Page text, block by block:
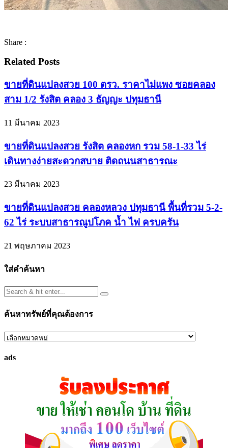
Share :
Related Posts
ขายที่ดินแปลงสวย 100 ตรว. ราคาไม่แพง ซอยคลอง
สาม 1/2 รังสิต คลอง 3 ธัญญะ ปทุมธานี
11 มีนาคม 2023
ขายที่ดินแปลงสวย รังสิต คลองหก รวม 58-1-33 ไร่
เดินทางง่ายสะดวกสบาย ติดถนนสาธารณะ
23 มีนาคม 2023
ขายที่ดินแปลงสวย คลองหลวง ปทุมธานี พื้นที่รวม 5-2-
62 ไร่ ระบบสาธารณูปโภค น้ำ ไฟ ครบครัน
21 พฤษภาคม 2023
ใส่คำค้นหา
ค้นหาทรัพย์ที่คุณต้องการ
ค้นหา
ที่
ads